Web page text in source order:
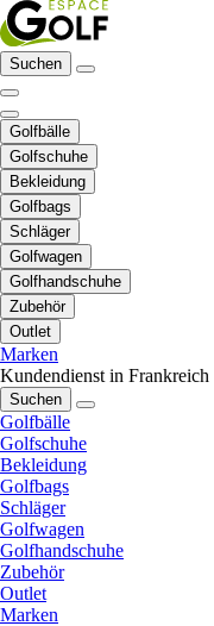
Suchen
Golfbälle
Golfschuhe
Bekleidung
Golfbags
Schläger
Golfwagen
Golfhandschuhe
Zubehör
Outlet
Marken
Kundendienst in Frankreich
Suchen
Golfbälle
Golfschuhe
Bekleidung
Golfbags
Schläger
Golfwagen
Golfhandschuhe
Zubehör
Outlet
Marken